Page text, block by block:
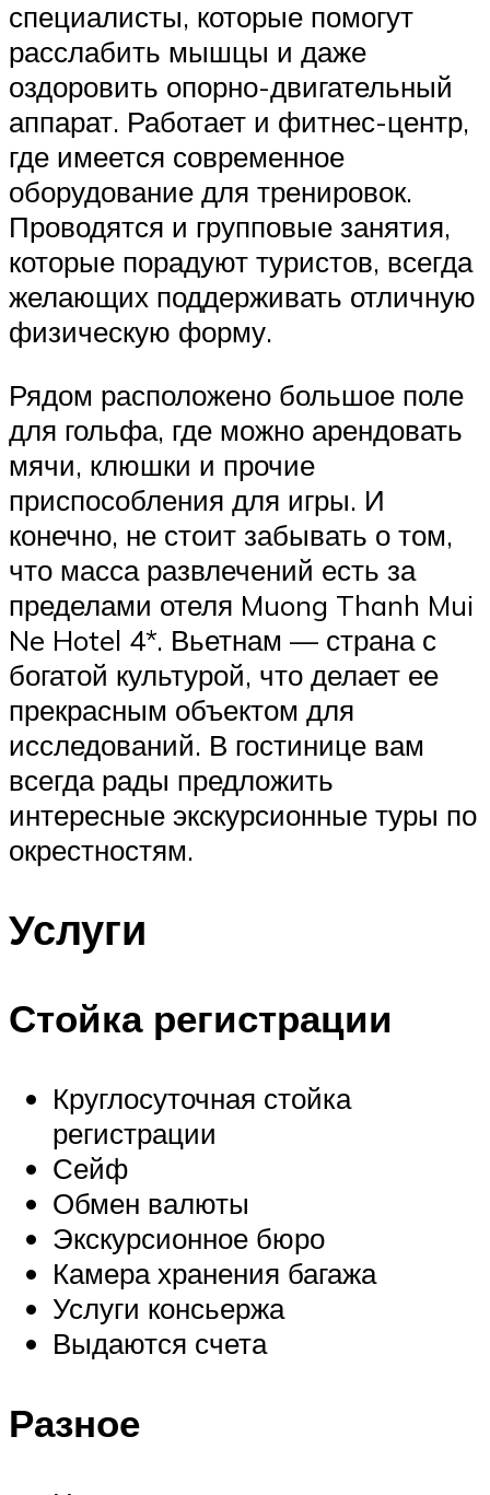
специалисты, которые помогут
расслабить мышцы и даже
оздоровить опорно-двигательный
аппарат. Работает и фитнес-центр,
где имеется современное
оборудование для тренировок.
Проводятся и групповые занятия,
которые порадуют туристов, всегда
желающих поддерживать отличную
физическую форму.
Рядом расположено большое поле
для гольфа, где можно арендовать
мячи, клюшки и прочие
приспособления для игры. И
конечно, не стоит забывать о том,
что масса развлечений есть за
пределами отеля Muong Thanh Mui
Ne Hotel 4*. Вьетнам — страна с
богатой культурой, что делает ее
прекрасным объектом для
исследований. В гостинице вам
всегда рады предложить
интересные экскурсионные туры по
окрестностям.
Услуги
Стойка регистрации
Круглосуточная стойка
регистрации
Сейф
Обмен валюты
Экскурсионное бюро
Камера хранения багажа
Услуги консьержа
Выдаются счета
Разное